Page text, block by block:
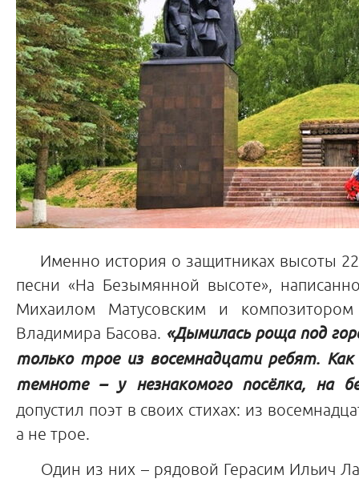
Именно история о защитниках высоты
песни «На Безымянной высоте»,
Михаилом Матусовским и
Владимира Басова. «Дымилась роща под
только трое из восемнадцати ребят.
темноте – у незнакомого посёлка, на
допустил поэт в своих стихах: из
а не трое.
Один из них – рядовой Герасим Ильич